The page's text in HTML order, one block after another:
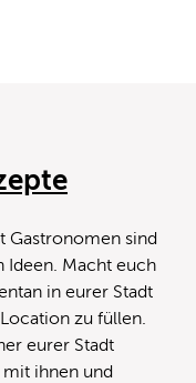
Gastronomen sind
Ideen. Macht euch
in eurer Stadt
zu füllen.
eurer Stadt
ihnen und